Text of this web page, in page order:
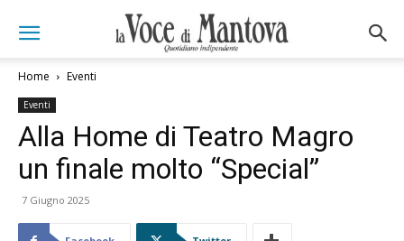
Home Eventi
Eventi
Alla Home di Teatro Magro
un finale molto “Special”
7 Giugno 2025